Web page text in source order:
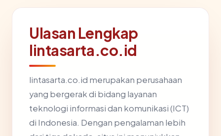
Ulasan Lengkap
lintasarta.co.id
lintasarta.co.id merupakan perusahaan
yang bergerak di bidang layanan
teknologi informasi dan komunikasi (ICT)
di Indonesia. Dengan pengalaman lebih